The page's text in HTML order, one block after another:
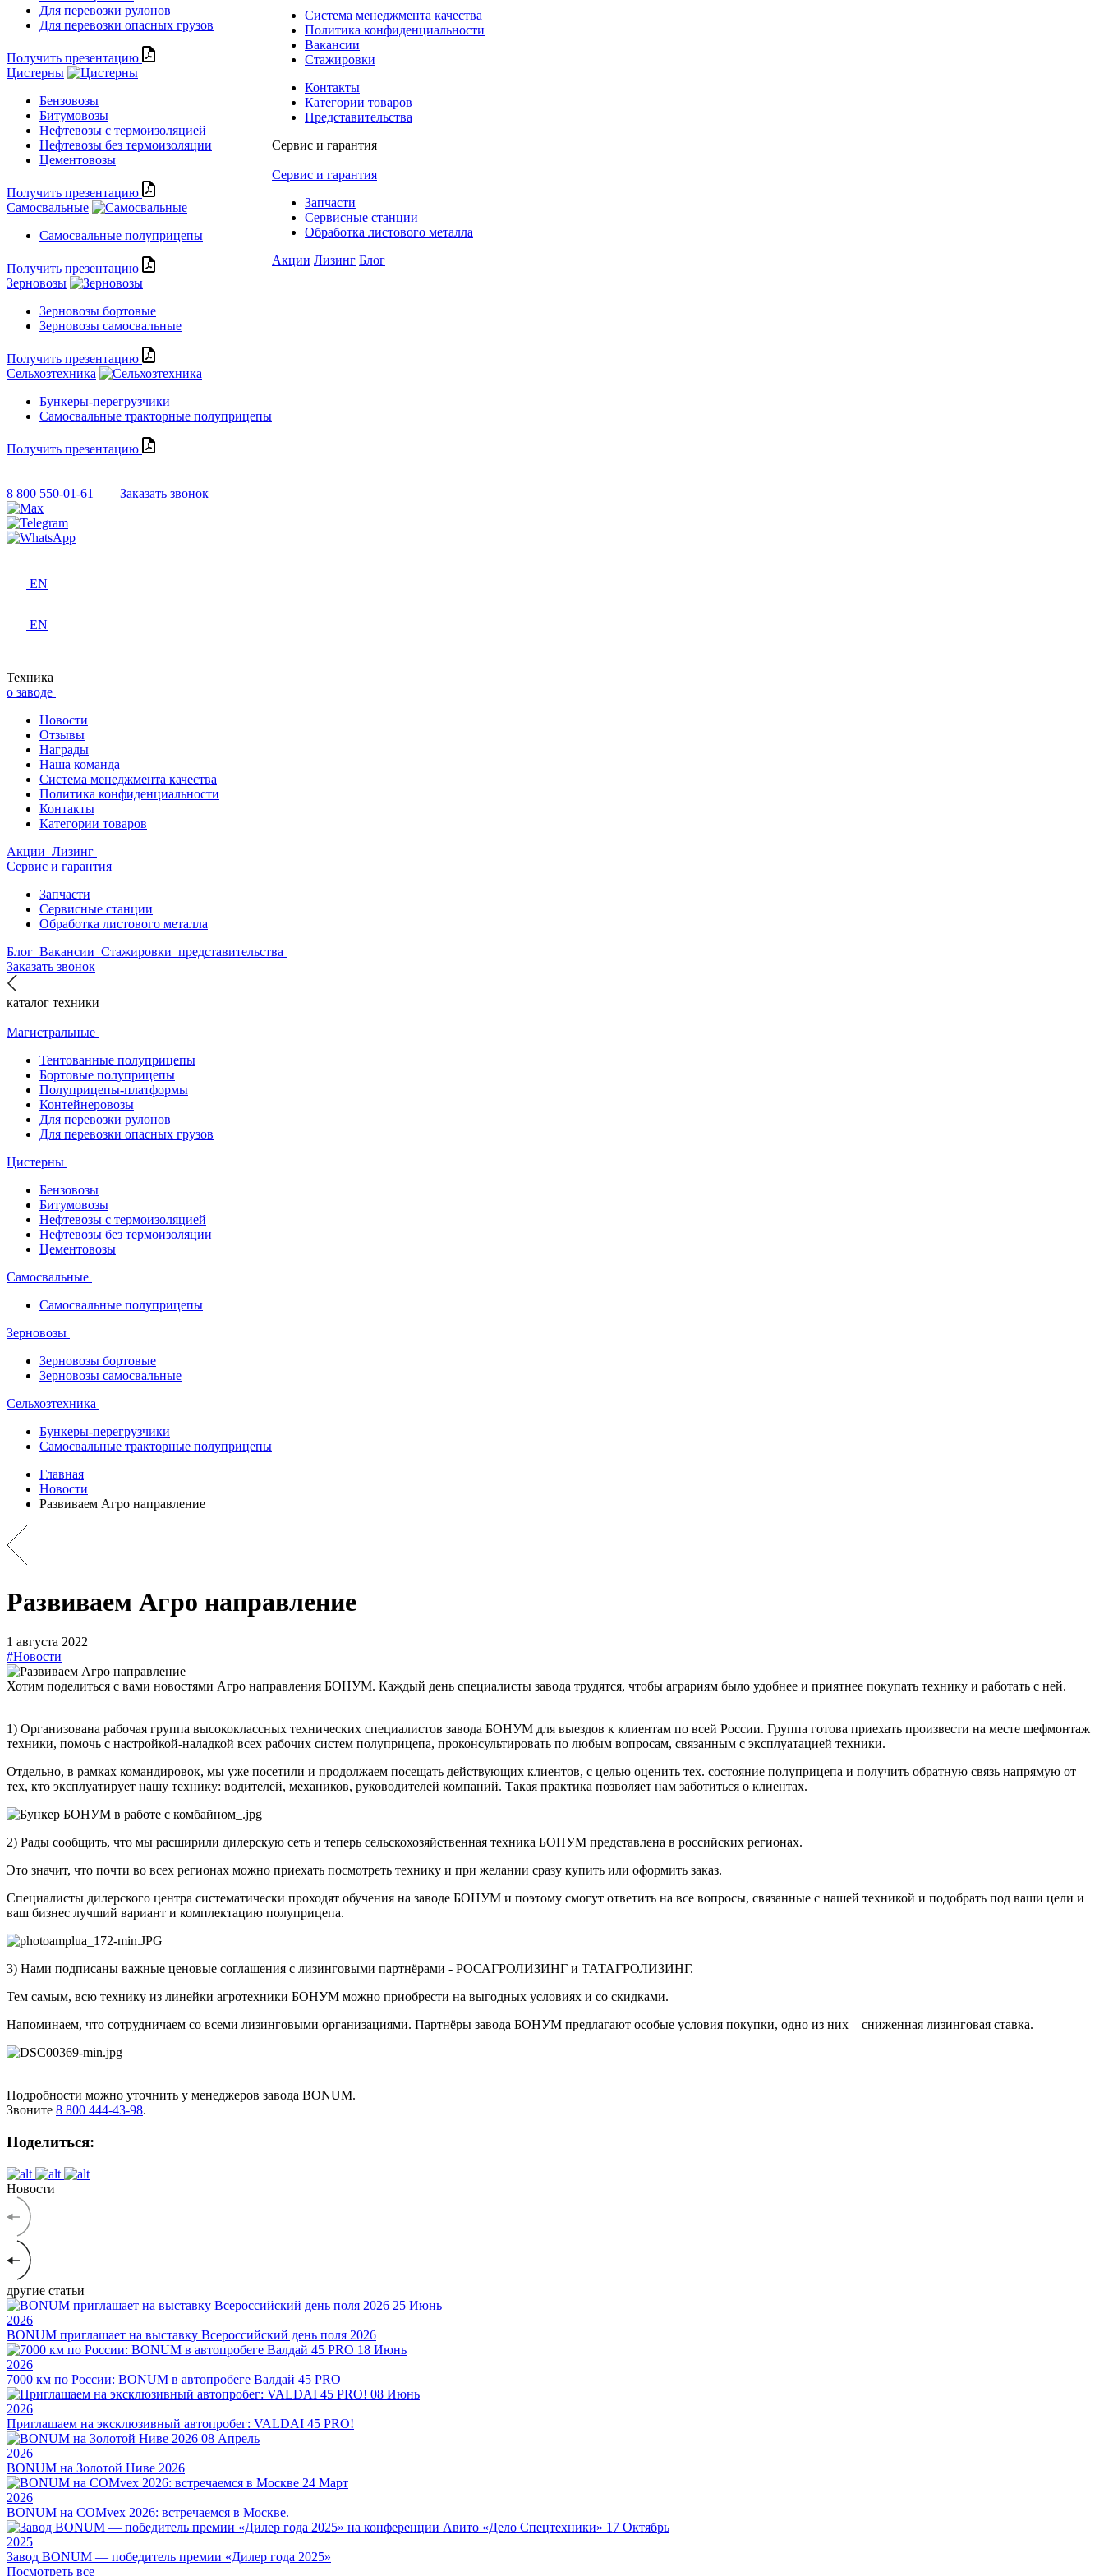
Для перевозки рулонов
Для перевозки опасных грузов
Получить презентацию
Цистерны
Бензовозы
Битумовозы
Нефтевозы с термоизоляцией
Нефтевозы без термоизоляции
Цементовозы
Получить презентацию
Самосвальные
Самосвальные полуприцепы
Получить презентацию
Зерновозы
Зерновозы бортовые
Зерновозы самосвальные
Получить презентацию
Сельхозтехника
Бункеры-перегрузчики
Самосвальные тракторные полуприцепы
Получить презентацию
Система менеджмента качества
Политика конфиденциальности
Вакансии
Стажировки
Контакты
Категории товаров
Представительства
Сервис и гарантия
Сервис и гарантия
Запчасти
Сервисные станции
Обработка листового металла
Акции Лизинг Блог
8 800 550-01-61 Заказать звонок
EN
EN
Техника
о заводе
Новости
Отзывы
Награды
Наша команда
Система менеджмента качества
Политика конфиденциальности
Контакты
Категории товаров
Акции Лизинг
Сервис и гарантия
Запчасти
Сервисные станции
Обработка листового металла
Блог Вакансии Стажировки представительства
Заказать звонок
каталог техники
Магистральные
Тентованные полуприцепы
Бортовые полуприцепы
Полуприцепы-платформы
Контейнеровозы
Для перевозки рулонов
Для перевозки опасных грузов
Цистерны
Бензовозы
Битумовозы
Нефтевозы с термоизоляцией
Нефтевозы без термоизоляции
Цементовозы
Самосвальные
Самосвальные полуприцепы
Зерновозы
Зерновозы бортовые
Зерновозы самосвальные
Сельхозтехника
Бункеры-перегрузчики
Самосвальные тракторные полуприцепы
Главная
Новости
Развиваем Агро направление
Развиваем Агро направление
1 августа 2022
#Новости
Хотим поделиться с вами новостями Агро направления БОНУМ. Каждый день специалисты завода трудятся, чтобы аграриям было удобнее и приятнее покупать технику и работать с ней.
1) Организована рабочая группа высококлассных технических специалистов завода БОНУМ для выездов к клиентам по всей России. Группа готова приехать произвести на месте шефмонтаж
техники, помочь с настройкой-наладкой всех рабочих систем полуприцепа, проконсультировать по любым вопросам, связанным с эксплуатацией техники.
Отдельно, в рамках командировок, мы уже посетили и продолжаем посещать действующих клиентов, с целью оценить тех. состояние полуприцепа и получить обратную связь напрямую от
тех, кто эксплуатирует нашу технику: водителей, механиков, руководителей компаний. Такая практика позволяет нам заботиться о клиентах.
2) Рады сообщить, что мы расширили дилерскую сеть и теперь сельскохозяйственная техника БОНУМ представлена в российских регионах.
Это значит, что почти во всех регионах можно приехать посмотреть технику и при желании сразу купить или оформить заказ.
Специалисты дилерского центра систематически проходят обучения на заводе БОНУМ и поэтому смогут ответить на все вопросы, связанные с нашей техникой и подобрать под ваши цели и
ваш бизнес лучший вариант и комплектацию полуприцепа.
3) Нами подписаны важные ценовые соглашения с лизинговыми партнёрами - РОСАГРОЛИЗИНГ и ТАТАГРОЛИЗИНГ.
Тем самым, всю технику из линейки агротехники БОНУМ можно приобрести на выгодных условиях и со скидками.
Напоминаем, что сотрудничаем со всеми лизинговыми организациями. Партнёры завода БОНУМ предлагают особые условия покупки, одно из них – сниженная лизинговая ставка.
Подробности можно уточнить у менеджеров завода BONUM.
Звоните 8 800 444-43-98.
Поделиться:
Новости
другие статьи
25 Июнь
2026
BONUM приглашает на выставку Всероссийский день поля 2026
18 Июнь
2026
7000 км по России: BONUM в автопробеге Валдай 45 PRO
08 Июнь
2026
Приглашаем на эксклюзивный автопробег: VALDAI 45 PRO!
08 Апрель
2026
BONUM на Золотой Ниве 2026
24 Март
2026
BONUM на COMvex 2026: встречаемся в Москве.
17 Октябрь
2025
Завод BONUM — победитель премии «Дилер года 2025»
Посмотреть все